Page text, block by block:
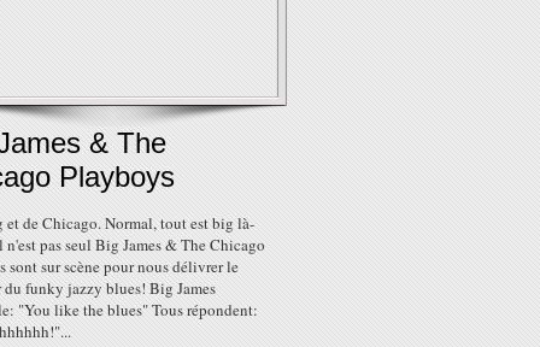
& The
Playboys
et de Chicago. Normal, tout est big là-
n'est pas seul Big James & The Chicago
sont sur scène pour nous délivrer le
funky jazzy blues! Big James
"You like the blues" Tous répondent: